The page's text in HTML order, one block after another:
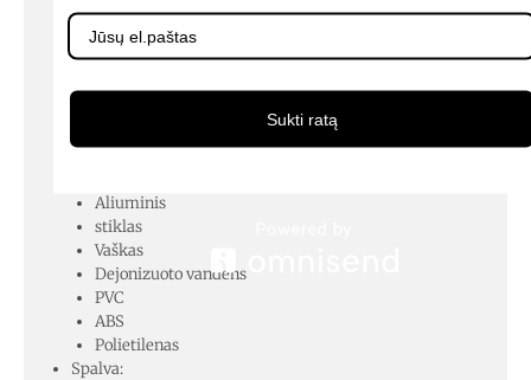
tiesiai į elektros tinklą (C formos kištukas, 1,7 m ilgio
laidas). Skirtingai nei kitoms lavos lempoms, jai nereikia
kaitrinės lemputės, o lavą kaitina rezistorius, kad būtų
Aliuminis
stiklas
Vaškas
Dejonizuoto vandens
PVC
ABS
Polietilenas
Spalva:
Sukti ratą